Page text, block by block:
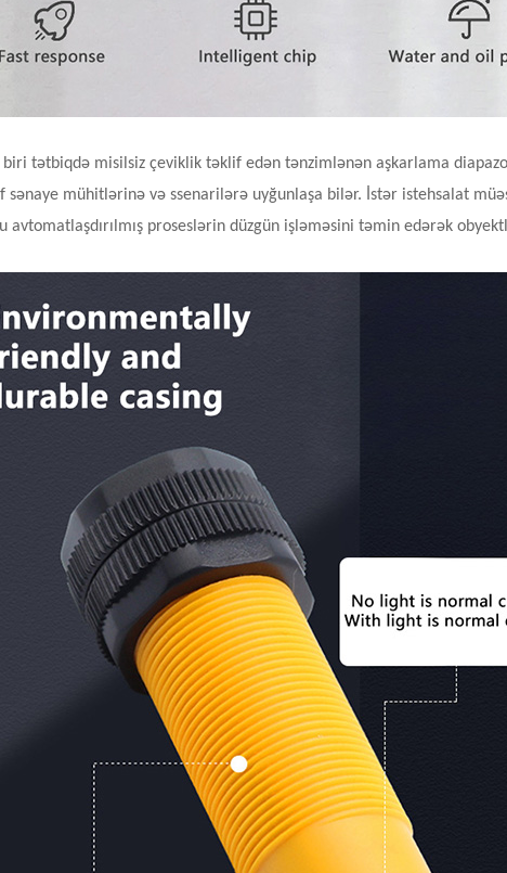
biri tətbiqdə misilsiz çeviklik təklif edən tənzimlənən aşkarlama
mühitlərinə və ssenarilərə uyğunlaşa bilər. İstər istehsalat
avtomatlaşdırılmış proseslərin düzgün işləməsini təmin edərək